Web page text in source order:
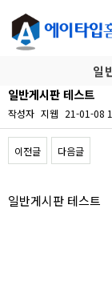
일
일반게시판 테스트
작성자 지웹 21-01-08
이전글 다음글
일반게시판 테스트